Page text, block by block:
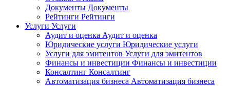
Документы Документы
Рейтинги Рейтинги
Услуги Услуги
Аудит и оценка Аудит и оценка
Юридические услуги Юридические услуги
Услуги для эмитентов Услуги для эмитентов
Финансы и инвестиции Финансы и инвестиции
Консалтинг Консалтинг
Автоматизация бизнеса Автоматизация бизнеса